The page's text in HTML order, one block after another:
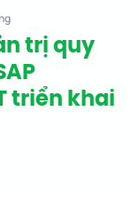
trị quy
triển khai